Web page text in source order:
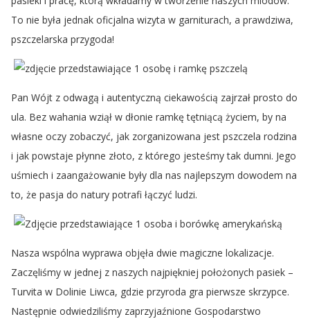
To nie była jednak oficjalna wizyta w garniturach, a prawdziwa,
pszczelarska przygoda!
Pan Wójt z odwagą i autentyczną ciekawością zajrzał prosto do
ula. Bez wahania wziął w dłonie ramkę tętniącą życiem, by na
własne oczy zobaczyć, jak zorganizowana jest pszczela rodzina
i jak powstaje płynne złoto, z którego jesteśmy tak dumni. Jego
uśmiech i zaangażowanie były dla nas najlepszym dowodem na
to, że pasja do natury potrafi łączyć ludzi.
Nasza wspólna wyprawa objęła dwie magiczne lokalizacje.
Zaczęliśmy w jednej z naszych najpiękniej położonych pasiek –
Turvita w Dolinie Liwca, gdzie przyroda gra pierwsze skrzypce.
Następnie odwiedziliśmy zaprzyjaźnione Gospodarstwo